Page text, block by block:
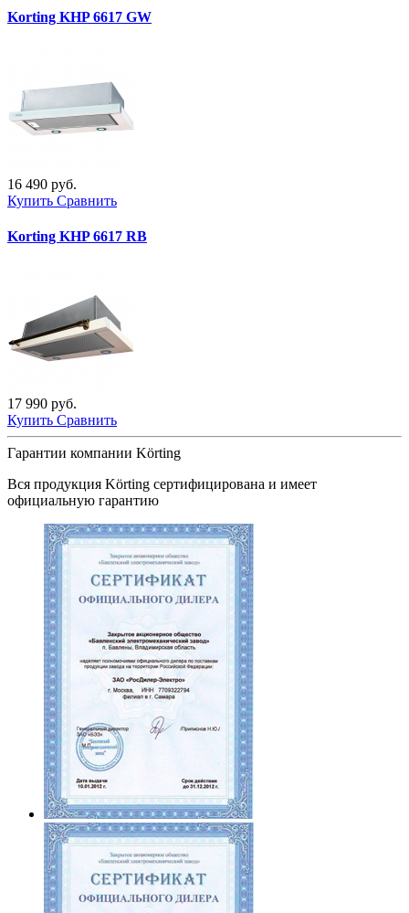
Korting KHP 6617 GW
16 490 руб.
Купить Сравнить
Korting KHP 6617 RB
17 990 руб.
Купить Сравнить
Гарантии компании Körting
Вся продукция Körting сертифицирована и имеет
официальную гарантию